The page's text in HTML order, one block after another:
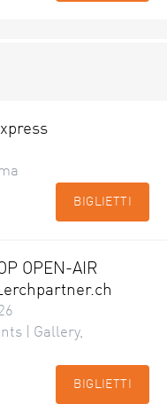
BIGLIETTI
OPEN-AIR
| Gallery,
BIGLIETTI